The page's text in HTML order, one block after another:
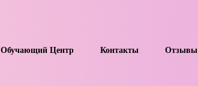
Обучающий Центр Контакты Отзывы